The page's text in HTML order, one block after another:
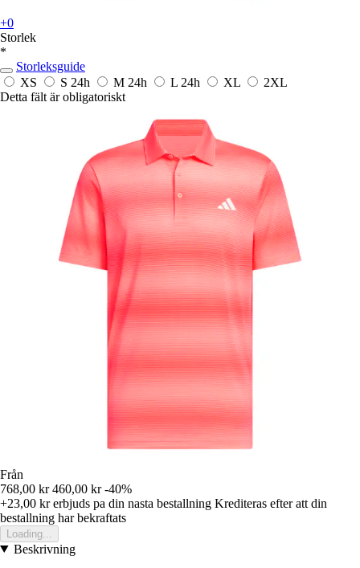
+0
Storlek
*
Storleksguide
XS
S 24h M 24h L 24h XL
2XL
Detta fält är obligatoriskt
Från
768,00 kr 460,00 kr -40%
+23,00 krerbjuds pa din nasta bestallning Krediteras efter att din
bestallning har bekraftats
Loading...
Beskrivning